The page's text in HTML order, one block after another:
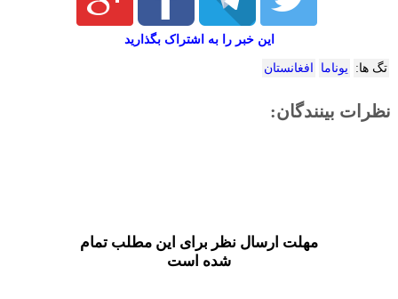
این خبر را به اشتراک بگذارید
تگ ها: یوناما افغانستان
نظرات بینندگان:
مهلت ارسال نظر برای این مطلب تمام
شده است